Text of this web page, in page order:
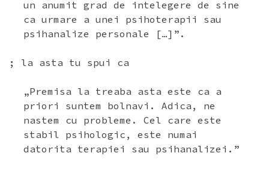
un anumit grad de intelegere de sine
ca urmare a unei psihoterapii sau
psihanalize personale […]”.
; la asta tu spui ca
„Premisa la treaba asta este ca a
priori suntem bolnavi. Adica, ne
nastem cu probleme. Cel care este
stabil psihologic, este numai
datorita terapiei sau psihanalizei.”